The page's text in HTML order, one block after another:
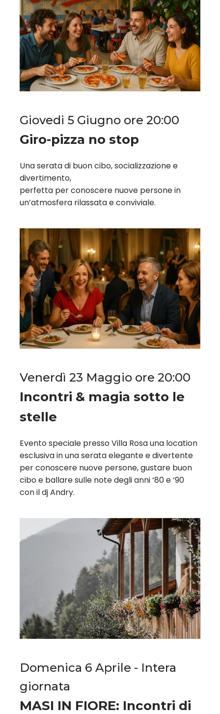
Giovedi 5 Giugno ore 20:00
Giro-pizza no stop
Una serata di buon cibo, socializzazione e
divertimento,
perfetta per conoscere nuove persone in
un’atmosfera rilassata e conviviale.
Venerdì 23 Maggio ore 20:00
Incontri & magia sotto le
stelle
Evento speciale presso Villa Rosa una location
esclusiva in una serata elegante e divertente
per conoscere nuove persone, gustare buon
cibo e ballare sulle note degli anni ‘80 e ‘90
con il dj Andry.
Domenica 6 Aprile - Intera
giornata
MASI IN FIORE: Incontri di